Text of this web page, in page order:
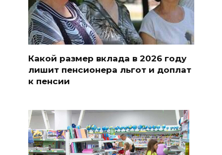
Какой размер вклада в 2026 году
лишит пенсионера льгот и доплат
к пенсии